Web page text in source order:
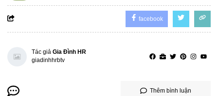
facebook
Tác giả Gia Đình HR
giadinhhrbtv
Thêm bình luận